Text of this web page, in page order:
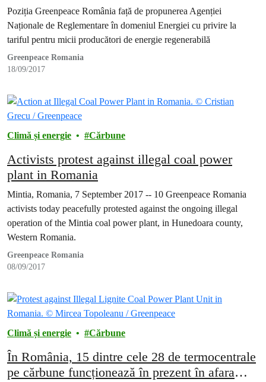
Poziția Greenpeace România față de propunerea Agenției
Naționale de Reglementare în domeniul Energiei cu privire la
tariful pentru micii producători de energie regenerabilă
Greenpeace Romania
18/09/2017
Climă și energie Cărbune
Activists protest against illegal coal power
plant in Romania
Mintia, Romania, 7 September 2017 -- 10 Greenpeace Romania
activists today peacefully protested against the ongoing illegal
operation of the Mintia coal power plant, in Hunedoara county,
Western Romania.
Greenpeace Romania
08/09/2017
Climă și energie Cărbune
În România, 15 dintre cele 28 de termocentrale
pe cărbune funcționează în prezent în afara